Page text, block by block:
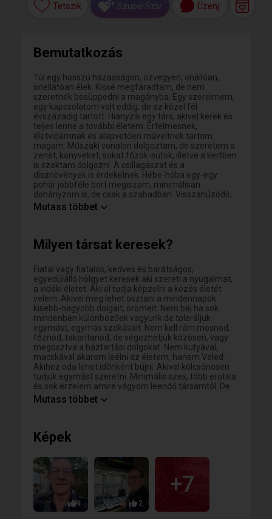
Tetszik SzuperSzív Üzenj
Bemutatkozás
Túl egy hosszú házasságon, özvegyen, önállóan,
önellátóan élek. Kissé megfáradtam, de nem
szeretnék besüppedni a magányba. Egy szerelmem,
egy kapcsolatom volt eddig, de az közel fél
évszázadig tartott. Hiányzik egy társ, akivel kerek és
teljes lenne a további életem. Értelmesnek,
életvidámnak és alapvetően műveltnek tartom
magam. Műszaki vonalon dolgoztam, de szeretem a
zenét, könyveket, sokat főzök-sütök, illetve a kertben
is szoktam dolgozni. A csillagászat és a
dísznövények is érdekelnek. Hébe-hóba egy-egy
pohár jobbféle bort megiszom, minimálisan
dohányzom is, de csak a szabadban. Visszahúzódó,
őszinte és nyílt vagyok, nem nyomulok, nem szeretek
körülvesznek. Steril lakásban nem érezném jól
magam.
Mutass többet
Milyen társat keresek?
Fiatal vagy fiatalos, kedves és barátságos,
egyedülálló hölgyet keresek aki szereti a nyugalmat,
a vidéki életet. Aki el tudja képzelni a közös életét
velem. Akivel meg lehet osztani a mindennapok
kisebb-nagyobb dolgait, örömeit. Nem baj ha sok
mindenben különbözőek vagyunk de toleráljuk
egymást, egymás szokásait. Nem kell rám mosnod,
főznöd, takarítanod, de végezhetjük közösen, vagy
megosztva a háztartási dolgokat. Nem kutyával,
macskával akarom leélni az életem, hanem Veled.
Akihez oda lehet időnként bújni. Akivel kölcsönösen
tudjuk egymást szeretni. Minimális szex, több erotika
és sok érzelem amire vágyom leendő társamtól. De
ez majd talán... Egyenlőre ismerkedjünk meg. Azt
keresem akivel össze lehet hangolódni annyira, hogy
meglátjuk egymás szemében azt, amitől pillanatok
alatt egymás karjaiban találjuk magunkat. Ez nem a
diplomák számán múlik. Ezt nem lehet itteni teszt
kitöltéssel megállapítani, sem egymás fizikai
paramétereivel definiálni. Ez egészen más. Aki már
átélte, az tudja mit írok, aki még nem, az talán
sohasem fogja. Bízom benne hogy lesz még egyszer
szerencsém ilyen társhoz! Bocs hogy ilyen hosszú
voltam.
Mutass többet
Képek
1 2
+7